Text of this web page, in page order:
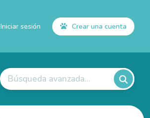
Iniciar sesión Crear una cuenta
Búsqueda avanzada...